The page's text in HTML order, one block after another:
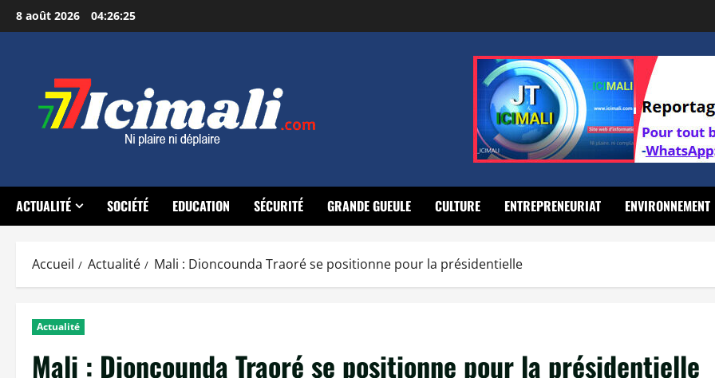
Aller
au
8 août 2026 04:26:26
ACTUALITÉ SOCIÉTÉ EDUCATION SÉCURITÉ GRANDE GUEULE CULTURE ENTREPRENEURIAT ENVIRONNEMENT
Accueil Actualité Mali : Dioncounda Traoré se positionne pour la présidentielle
Actualité
Mali : Dioncounda Traoré se positionne pour la présidentielle